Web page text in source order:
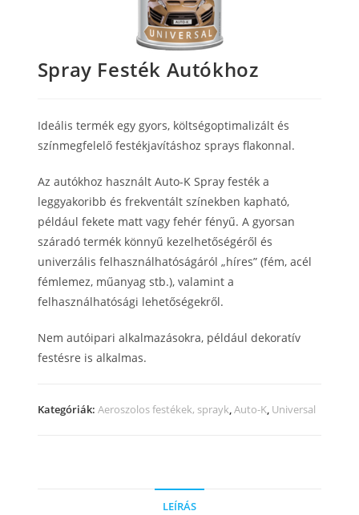
Spray Festék Autókhoz
Ideális termék egy gyors, költségoptimalizált és
színmegfelelő festékjavításhoz sprays flakonnal.
Az autókhoz használt Auto-K Spray festék a
leggyakoribb és frekventált színekben kapható,
például fekete matt vagy fehér fényű. A gyorsan
száradó termék könnyű kezelhetőségéről és
univerzális felhasználhatóságáról „híres” (fém, acél
fémlemez, műanyag stb.), valamint a
felhasználhatósági lehetőségekről.
Nem autóipari alkalmazásokra, például dekoratív
festésre is alkalmas.
Kategóriák: Aeroszolos festékek, sprayk Auto-K, Universal
LEÍRÁS